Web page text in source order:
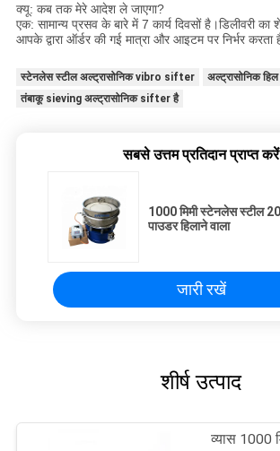
क्यू: कब तक मेरे आदेश ले जाएगा?
एक: सामान्य प्रसव के बारे में 7 कार्य दिवसों है।डिलीवरी
आपके द्वारा ऑर्डर की गई मात्रा और आइटम पर निर्भर करता
स्टेनलेस स्टील अल्ट्रासोनिक vibro sifter
अल्ट्रासोनिक
तंबाकू sieving अल्ट्रासोनिक sifter है
सबसे उत्तम प्रतिदान प्राप्त करें
1000 मिमी स्टेनलेस स्टील
पाउडर हिलाने वाला
जारी रखें
शीर्ष उत्पाद
व्यास 1000